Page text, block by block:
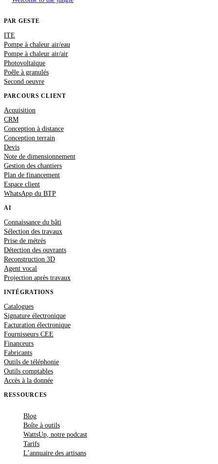
PAR GESTE
ITE
Pompe à chaleur air/eau
Pompe à chaleur air/air
Photovoltaïque
Poêle à granulés
Second oeuvre
PARCOURS CLIENT
Acquisition
CRM
Conception à distance
Conception terrain
Devis
Note de dimensionnement
Gestion des chantiers
Plan de financement
Espace client
WhatsApp du BTP
AI
Connaissance du bâti
Sélection des travaux
Prise de métrés
Détection des ouvrants
Reconstruction 3D
Agent vocal
Projection après travaux
INTÉGRATIONS
Catalogues
Signature électronique
Facturation électronique
Fournisseurs CEE
Financeurs
Fabricants
Outils de téléphonie
Outils comptables
Accès à la donnée
RESSOURCES
Blog
Boîte à outils
WattsUp, notre podcast
Tarifs
L’annuaire des artisans